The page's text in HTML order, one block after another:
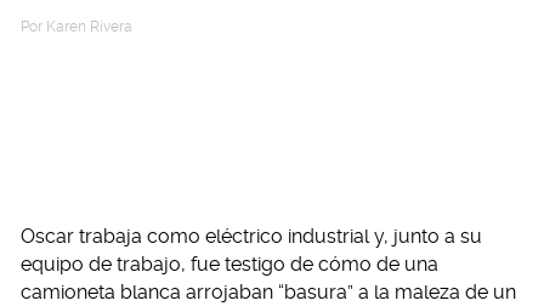
Por Karen Rivera
Oscar trabaja como eléctrico industrial y, junto a su
equipo de trabajo, fue testigo de cómo de una
camioneta blanca arrojaban “basura” a la maleza de un